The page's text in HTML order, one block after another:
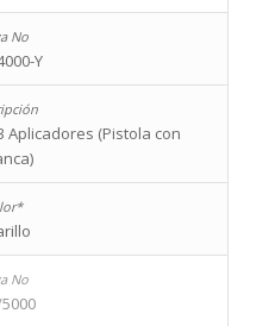
Y
Aplicadores (Pistola con